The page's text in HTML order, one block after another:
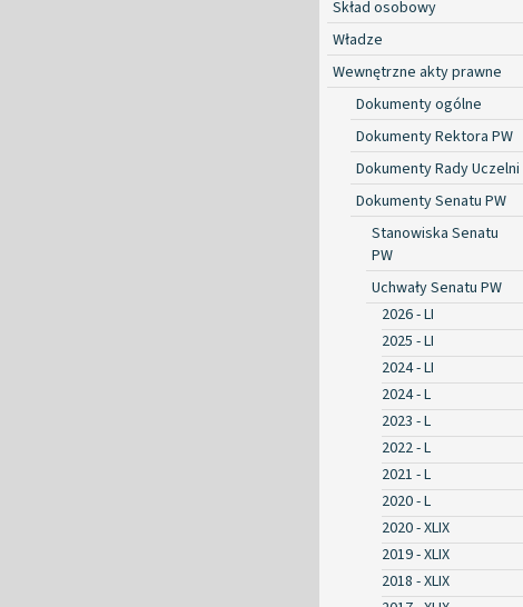
Skład osobowy
Władze
Wewnętrzne akty prawne
Dokumenty ogólne
Dokumenty Rektora PW
Dokumenty Rady Uczelni
Dokumenty Senatu PW
Stanowiska Senatu
PW
Uchwały Senatu PW
2026 - LI
2025 - LI
2024 - LI
2024 - L
2023 - L
2022 - L
2021 - L
2020 - L
2020 - XLIX
2019 - XLIX
2018 - XLIX